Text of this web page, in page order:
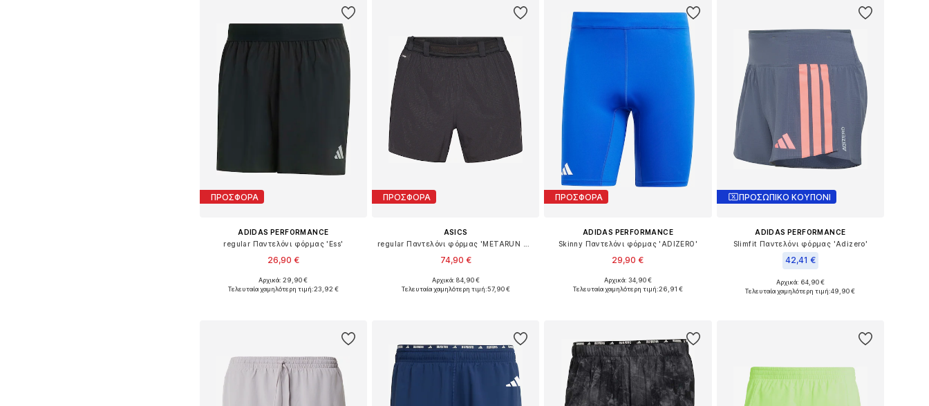
ΠΡΟΣΦΟΡΑ
ADIDAS PERFORMANCE
regular Παντελόνι φόρμας 'Ess'
26,90 €
+1
Διαθέσιμα μεγέθη: S, M, L, XL, XXL
Αρχικά: 29,90 €
Τελευταία χαμηλότερη τιμή:23,92 €
ΠΡΟΣΦΟΡΑ
ASICS
74,90 €
Διαθέσιμα μεγέθη: S, M, L, XL, XXL
Αρχικά: 84,90 €
Τελευταία χαμηλότερη τιμή:57,90 €
ΠΡΟΣΦΟΡΑ
ADIDAS PERFORMANCE
Skinny Παντελόνι φόρμας 'ADIZERO'
29,90 €
Διαθέσιμα μεγέθη: M, L, XL, XXL
Αρχικά: 34,90 €
Τελευταία χαμηλότερη τιμή:26,91 €
ΠΡΟΣΩΠΙΚΟ ΚΟΥΠΟΝΙ
ADIDAS PERFORMANCE
Slimfit Παντελόνι φόρμας 'Adizero'
42,41 €
Διαθέσιμα μεγέθη: M x 5, L x 5, XL x 5
Αρχικά: 64,90 €
Τελευταία χαμηλότερη τιμή:49,90 €